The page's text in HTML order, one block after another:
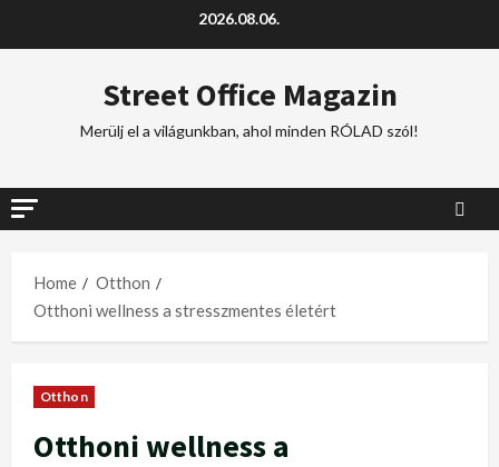
2026.08.06.
Street Office Magazin
Merülj el a világunkban, ahol minden RÓLAD szól!
Home
Otthon
Otthoni wellness a stresszmentes életért
Otthon
Otthoni wellness a